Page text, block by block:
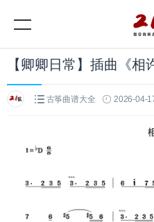
【卿卿日常】插曲《
古筝曲谱大全 2026-04-